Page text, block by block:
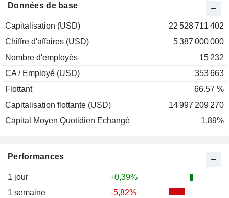
Performances
1 jour
+0,39%
1 semaine
-5,82%
Données de base
Capitalisation (USD)
22 528 711 402
Chiffre d'affaires (USD)
5 387 000 000
Nombre d'employés
15 232
CA / Employé (USD)
353 663
Flottant
66.57 %
Capitalisation flottante (USD)
14 997 209 270
Capital Moyen Quotidien Echangé
1.89%